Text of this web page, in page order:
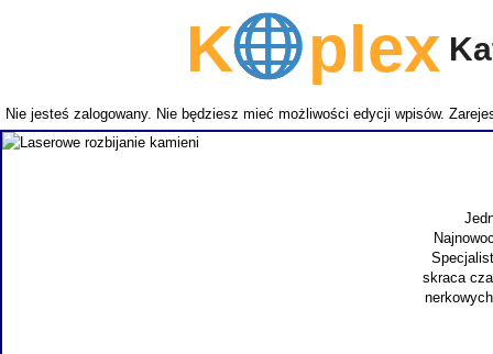
Kplex
Nie jesteś zalogowany. Nie będziesz mieć możliwości edycji wpisów.
takich